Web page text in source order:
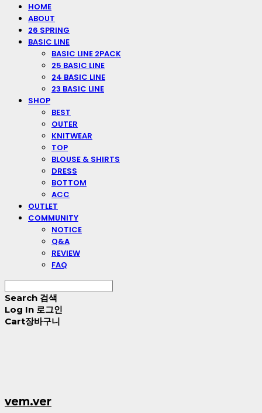
HOME
ABOUT
26 SPRING
BASIC LINE
BASIC LINE 2PACK
25 BASIC LINE
24 BASIC LINE
23 BASIC LINE
SHOP
BEST
OUTER
KNITWEAR
TOP
BLOUSE & SHIRTS
DRESS
BOTTOM
ACC
OUTLET
COMMUNITY
NOTICE
Q&A
REVIEW
FAQ
Search 검색
Log In 로그인
Cart장바구니
vem.ver